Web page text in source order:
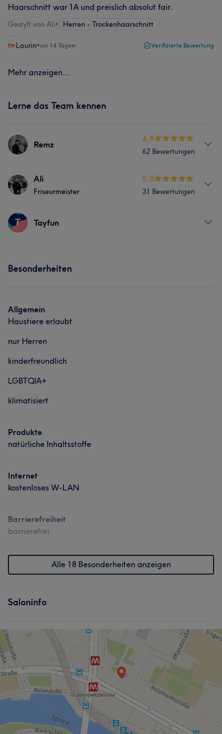
Haarschnitt war 1A und preislich absolut fair.
Gestylt von Ali• Herren - Trockenhaarschnitt
Laurin•vor 14 Tagen Verifizierte Bewertung
Mehr anzeigen...
Lerne das Team kennen
Remz
4.9
62 Bewertungen
Services
Haarentfernung
Ali
Friseurmeister
5.0
31 Bewertungen
Services
T Tayfun
Besonderheiten
Allgemein
Haustiere erlaubt
nur Herren
kinderfreundlich
LGBTQIA+
klimatisiert
Produkte
natürliche Inhaltsstoffe
Internet
kostenloses W-LAN
Barrierefreiheit
barrierefrei
Alle 18 Besonderheiten anzeigen
Saloninfo